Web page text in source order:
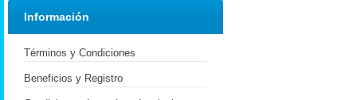
Información
Términos y Condiciones
Beneficios y Registro